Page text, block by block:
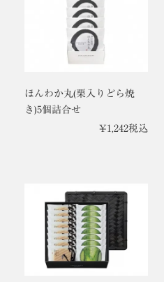
ほんわか丸(栗入りどら焼
き)5個詰合せ
¥1,242税込